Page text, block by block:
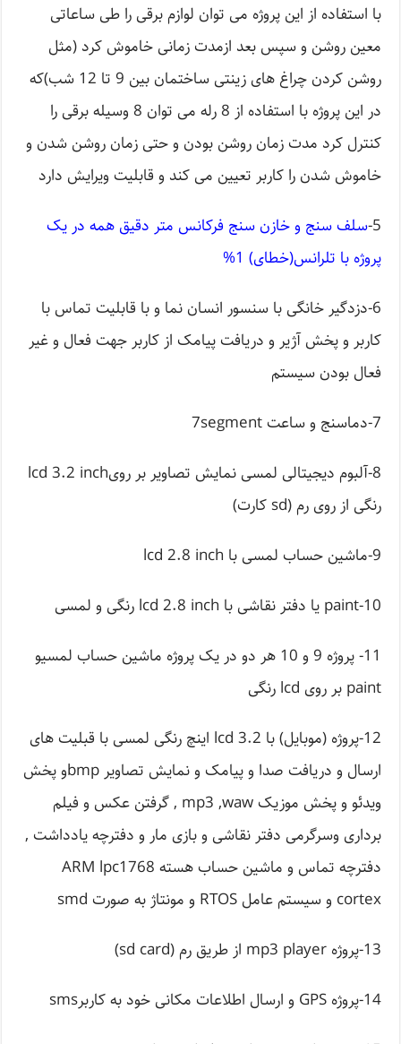
با استفاده از این پروژه می توان لوازم برقی را طی ساعاتی
معین روشن و سپس بعد ازمدت زمانی خاموش کرد (مثل
روشن کردن چراغ های زینتی ساختمان بین 9 تا 12 شب)که
در این پروژه با استفاده از 8 رله می توان 8 وسیله برقی را
کنترل کرد مدت زمان روشن بودن و حتی زمان روشن شدن و
خاموش شدن را کاربر تعیین می کند و قابلیت ویرایش دارد
5-سلف سنج و خازن سنج فرکانس متر دقیق همه در یک
پروژه با تلرانس(خطای) 1%
6-دزدگیر خانگی با سنسور انسان نما و با قابلیت تماس با
کاربر و پخش آژیر و دریافت پیامک از کاربر جهت فعال و غیر
فعال بودن سیستم
7-دماسنج و ساعت 7segment
8-آلبوم دیجیتالی لمسی نمایش تصاویر بر رویlcd 3.2 inch
رنگی از روی رم (sd کارت)
9-ماشین حساب لمسی با lcd 2.8 inch
10-paint یا دفتر نقاشی با lcd 2.8 inch رنگی و لمسی
11- پروژه 9 و 10 هر دو در یک پروژه ماشین حساب لمسیو
paint بر روی lcd رنگی
12-پروژه (موبایل) با lcd 3.2 اینچ رنگی لمسی با قبلیت های
ارسال و دریافت صدا و پیامک و نمایش تصاویر bmpو پخش
ویدئو و پخش موزیک mp3 ,waw , گرفتن عکس و فیلم
برداری وسرگرمی دفتر نقاشی و بازی مار و دفترچه یادداشت ,
دفترچه تماس و ماشین حساب هسته ARM lpc1768
cortex و سیستم عامل RTOS و مونتاژ به صورت smd
13-پروژه mp3 player از طریق رم (sd card)
14-پروژه GPS و ارسال اطلاعات مکانی خود به کاربرsms